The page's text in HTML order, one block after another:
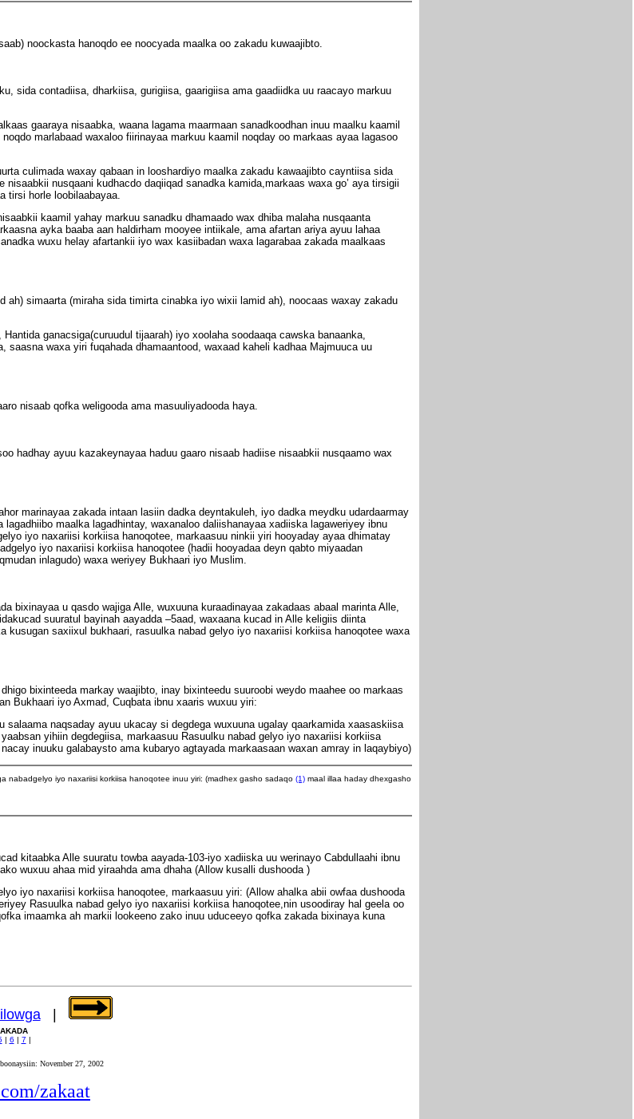
noockasta hanoqdo ee noocyada maalka oo zakadu kuwaajibto.
sida contadiisa, dharkiisa, gurigiisa, gaarigiisa ama gaadiidka uu raacayo markuu
gaaraya nisaabka, waana lagama maarmaan sanadkoodhan inuu maalku kaamil
marlabaad waxaloo fiirinayaa markuu kaamil noqday oo markaas ayaa lagasoo
culimada waxay qabaan in looshardiyo maalka zakadu kawaajibto cayntiisa sida
nusqaani kudhacdo daqiiqad sanadka kamida,markaas waxa go’ aya tirsigii
tirsi horle loobilaabayaa.
kaamil yahay markuu sanadku dhamaado wax dhiba malaha nusqaanta
ayka baaba aan haldirham mooyee intiikale, ama afartan ariya ayuu lahaa
wuxu helay afartankii iyo wax kasiibadan waxa lagarabaa zakada maalkaas
simaarta (miraha sida timirta cinabka iyo wixii lamid ah), noocaas waxay zakadu
ganacsiga(curuudul tijaarah) iyo xoolaha soodaaqa cawska banaanka,
waxa yiri fuqahada dhamaantood, waxaad kaheli kadhaa Majmuuca uu
nisaab qofka weligooda ama masuuliyadooda haya.
hadhay ayuu kazakeynayaa haduu gaaro nisaab hadiise nisaabkii nusqaamo wax
marinayaa zakada intaan lasiin dadka deyntakuleh, iyo dadka meydku udardaarmay
maalka lagadhintay, waxanaloo daliishanayaa xadiiska lagaweriyey ibnu
iyo naxariisi korkiisa hanoqotee, markaasuu ninkii yiri hooyaday ayaa dhimatay
iyo naxariisi korkiisa hanoqotee (hadii hooyadaa deyn qabto miyaadan
inlagudo) waxa weriyey Bukhaari iyo Muslim.
bixinayaa u qasdo wajiga Alle, wuxuuna kuraadinayaa zakadaas abaal marinta Alle,
suuratul bayinah aayadda –5aad, waxaana kucad in Alle keligiis diinta
saxiixul bukhaari, rasuulka nabad gelyo iyo naxariisi korkiisa hanoqotee waxa
bixinteeda markay waajibto, inay bixinteedu suuroobi weydo maahee oo markaas
Bukhaari iyo Axmad, Cuqbata ibnu xaaris wuxuu yiri:
naqsaday ayuu ukacay si degdega wuxuuna ugalay qaarkamida xaasaskiisa
yihiin degdegiisa, markaasuu Rasuulku nabad gelyo iyo naxariisi korkiisa
inuuku galabaysto ama kubaryo agtayada markaasaan waxan amray in laqaybiyo)
nabadgelyo iyo naxariisi korkiisa hanoqotee inuu yiri: (madhex gasho sadaqo (1) maal illaa haday dhexgasho
kitaabka Alle suuratu towba aayada-103-iyo xadiiska uu werinayo Cabdullaahi ibnu
wuxuu ahaa mid yiraahda ama dhaha (Allow kusalli dushooda )
iyo naxariisi korkiisa hanoqotee, markaasuu yiri: (Allow ahalka abii owfaa dushooda
Rasuulka nabad gelyo iyo naxariisi korkiisa hanoqotee,nin usoodiray hal geela oo
imaamka ah markii lookeeno zako inuu uduceeyo qofka zakada bixinaya kuna
|
| 6 | 7 |
November 27, 2002
zakaat